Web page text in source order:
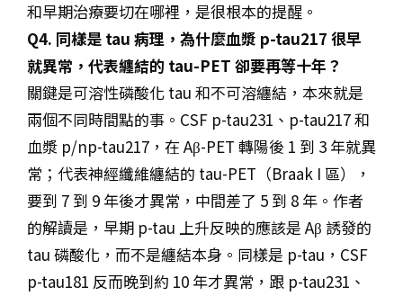
和早期治療要切在哪裡，是很根本的提醒。
Q4. 同樣是 tau 病理，為什麼血漿 p-tau217 很早
就異常，代表纏結的 tau-PET 卻要再等十年？
關鍵是可溶性磷酸化 tau 和不可溶纏結，本來就是
兩個不同時間點的事。CSF p-tau231、p-tau217 和
血漿 p/np-tau217，在 Aβ-PET 轉陽後 1 到 3 年就異
常；代表神經纖維纏結的 tau-PET（Braak I 區），
要到 7 到 9 年後才異常，中間差了 5 到 8 年。作者
的解讀是，早期 p-tau 上升反映的應該是 Aβ 誘發的
tau 磷酸化，而不是纏結本身。同樣是 p-tau，CSF
p-tau181 反而晚到約 10 年才異常，跟 p-tau231、